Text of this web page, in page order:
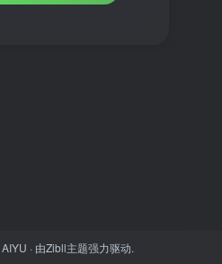
AIYU · 由Zibll主题强力驱动.